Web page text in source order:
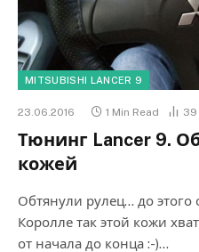
MITSUBISHI LANCER 9
23.06.2016 1 Min Read 39
Тюнинг Lancer 9.
кожей
Обтянули рулец… до этого
Королле так этой кожи
от начала до конца :-)…